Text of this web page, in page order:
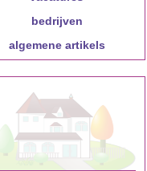
bedrijven
algemene artikels